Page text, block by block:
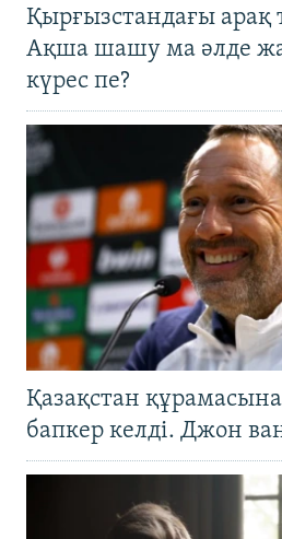
Қырғызстандағы арақ
Ақша шашу ма әлде
күрес пе?
Қазақстан
бапкер келді. Джон